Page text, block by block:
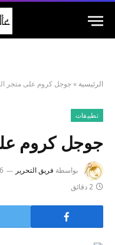
الرئيسية »
تطبيقات
بواسطة فريق التحرير 26
2 دقائق